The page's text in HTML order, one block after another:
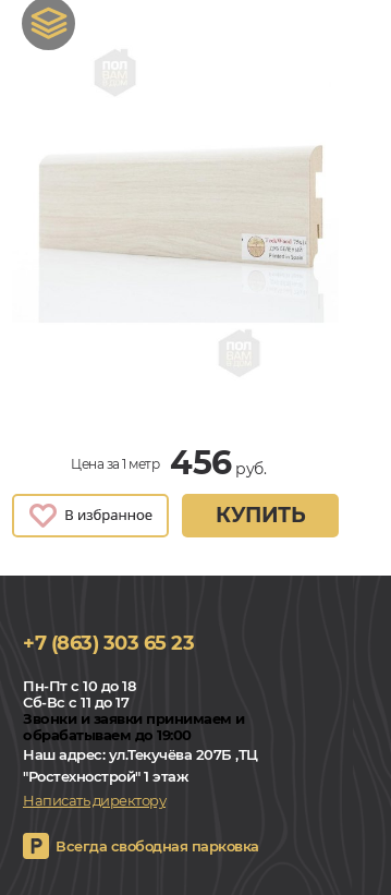
Цена за 1 метр 456руб.
КУПИТЬ
+7 (863) 303 65 23
Пн-Пт с 10 до 18
Сб-Вс с 11 до 17
Звонки и заявки принимаем и
обрабатываем до 19:00
Наш адрес:ул.Текучёва 207Б ,ТЦ
"Ростехнострой" 1 этаж
Написать директору
Всегда свободная парковка